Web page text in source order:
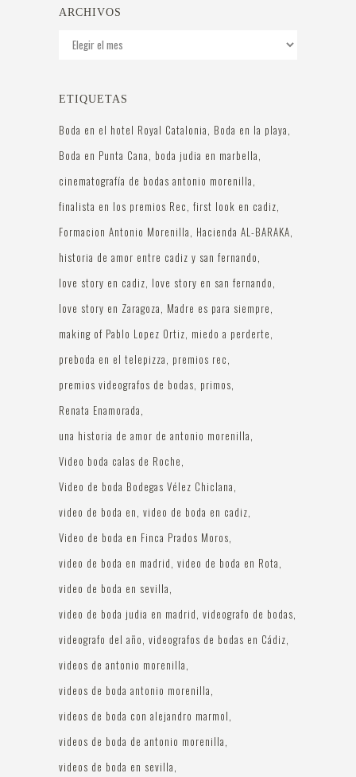
ARCHIVOS
Archivos
ETIQUETAS
Boda en el hotel Royal Catalonia Boda en la playa
Boda en Punta Cana boda judia en marbella
cinematografía de bodas antonio morenilla
finalista en los premios Rec first look en cadiz
Formacion Antonio Morenilla Hacienda AL-BARAKA
historia de amor entre cadiz y san fernando
love story en cadiz love story en san fernando
love story en Zaragoza Madre es para siempre
making of Pablo Lopez Ortiz miedo a perderte
preboda en el telepizza premios rec
premios videografos de bodas primos
Renata Enamorada
una historia de amor de antonio morenilla
Video boda calas de Roche
Video de boda Bodegas Vélez Chiclana
video de boda en video de boda en cadiz
Video de boda en Finca Prados Moros
video de boda en madrid video de boda en Rota
video de boda en sevilla
video de boda judia en madrid videografo de bodas
videografo del año videografos de bodas en Cádiz
videos de antonio morenilla
videos de boda antonio morenilla
videos de boda con alejandro marmol
videos de boda de antonio morenilla
videos de boda en sevilla